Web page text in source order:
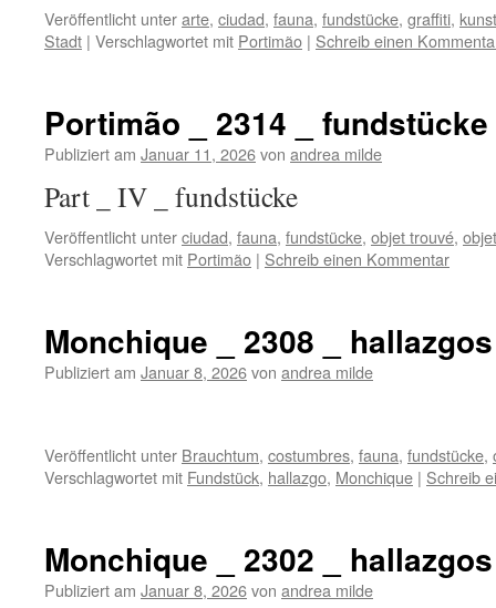
Veröffentlicht unterarte, ciudad, fauna, fundstücke, graffiti, kunst
Stadt | Verschlagwortet mit Portimão | Schreib einen
Portimão _ 2314 _ fundstücke
Publiziert am Januar 11, 2026von andrea milde
Part _ IV _ fundstücke
Veröffentlicht unterciudad, fauna, fundstücke, objet trouvé,
Verschlagwortet mit Portimão | Schreib einen Kommentar
Monchique _ 2308 _ hallazgos
Publiziert am Januar 8, 2026von andrea milde
Veröffentlicht unter Brauchtum, costumbres, fauna, fundstücke,
Verschlagwortet mit Fundstück, hallazgo, Monchique | Schreib
Monchique _ 2302 _ hallazgos
Publiziert am Januar 8, 2026von andrea milde